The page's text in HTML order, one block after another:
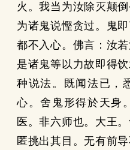
火。我当为汝除灭颠
为诸鬼说慳贪过。鬼
都不入心。佛言：汝
是诸鬼等以力故即得
种说法。既闻法已，
心。舍鬼形得於天身
医。非六师也。大王
匿挑出其目。无有前